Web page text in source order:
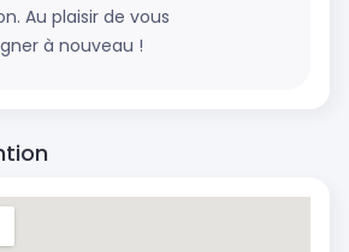
Au plaisir de vous
à nouveau !